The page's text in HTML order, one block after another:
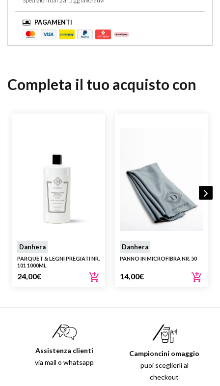
PAGAMENTI
Completa il tuo acquisto con
Danhera
PARQUET & LEGNI PREGIATI NR.
101 1000ML
24,00€
Danhera
PANNO IN MICROFIBRA NR. 50
14,00€
Assistenza clienti
via mail o whatsapp
Campioncini omaggio
puoi sceglierli al
checkout